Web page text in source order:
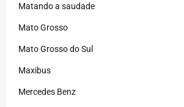
Matando a saudade
Mato Grosso
Mato Grosso do Sul
Maxibus
Mercedes Benz